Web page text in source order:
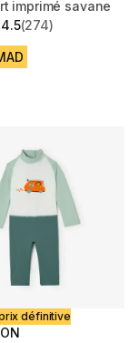
vert imprimé savane
4.5
5 stars from 274
(274)
définitive